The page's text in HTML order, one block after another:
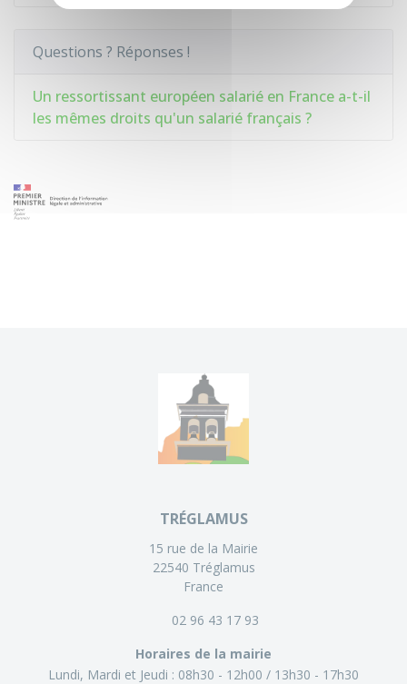
Questions ? Réponses !
Un ressortissant européen salarié en France a-t-il
les mêmes droits qu'un salarié français ?
TRÉGLAMUS
15 rue de la Mairie
22540 Tréglamus
France
02 96 43 17 93
Horaires de la mairie
Lundi, Mardi et Jeudi : 08h30 - 12h00
13h30 - 17h30